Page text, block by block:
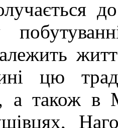
цю
а також в